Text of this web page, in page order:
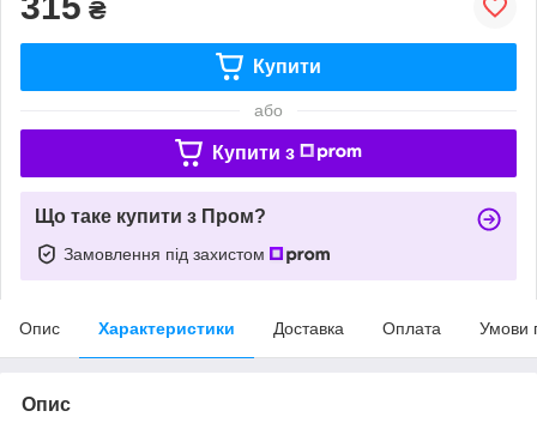
₴
Купити
або
Купити з
Що таке купити з Пром?
Замовлення під захистом
Опис Характеристики Доставка Оплата Умови
Опис